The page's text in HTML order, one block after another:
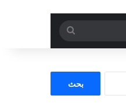
بحث
عن